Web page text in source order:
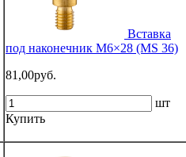
Вставка
под наконечник M6×28 (MS 36)
81,00руб.
шт
Купить